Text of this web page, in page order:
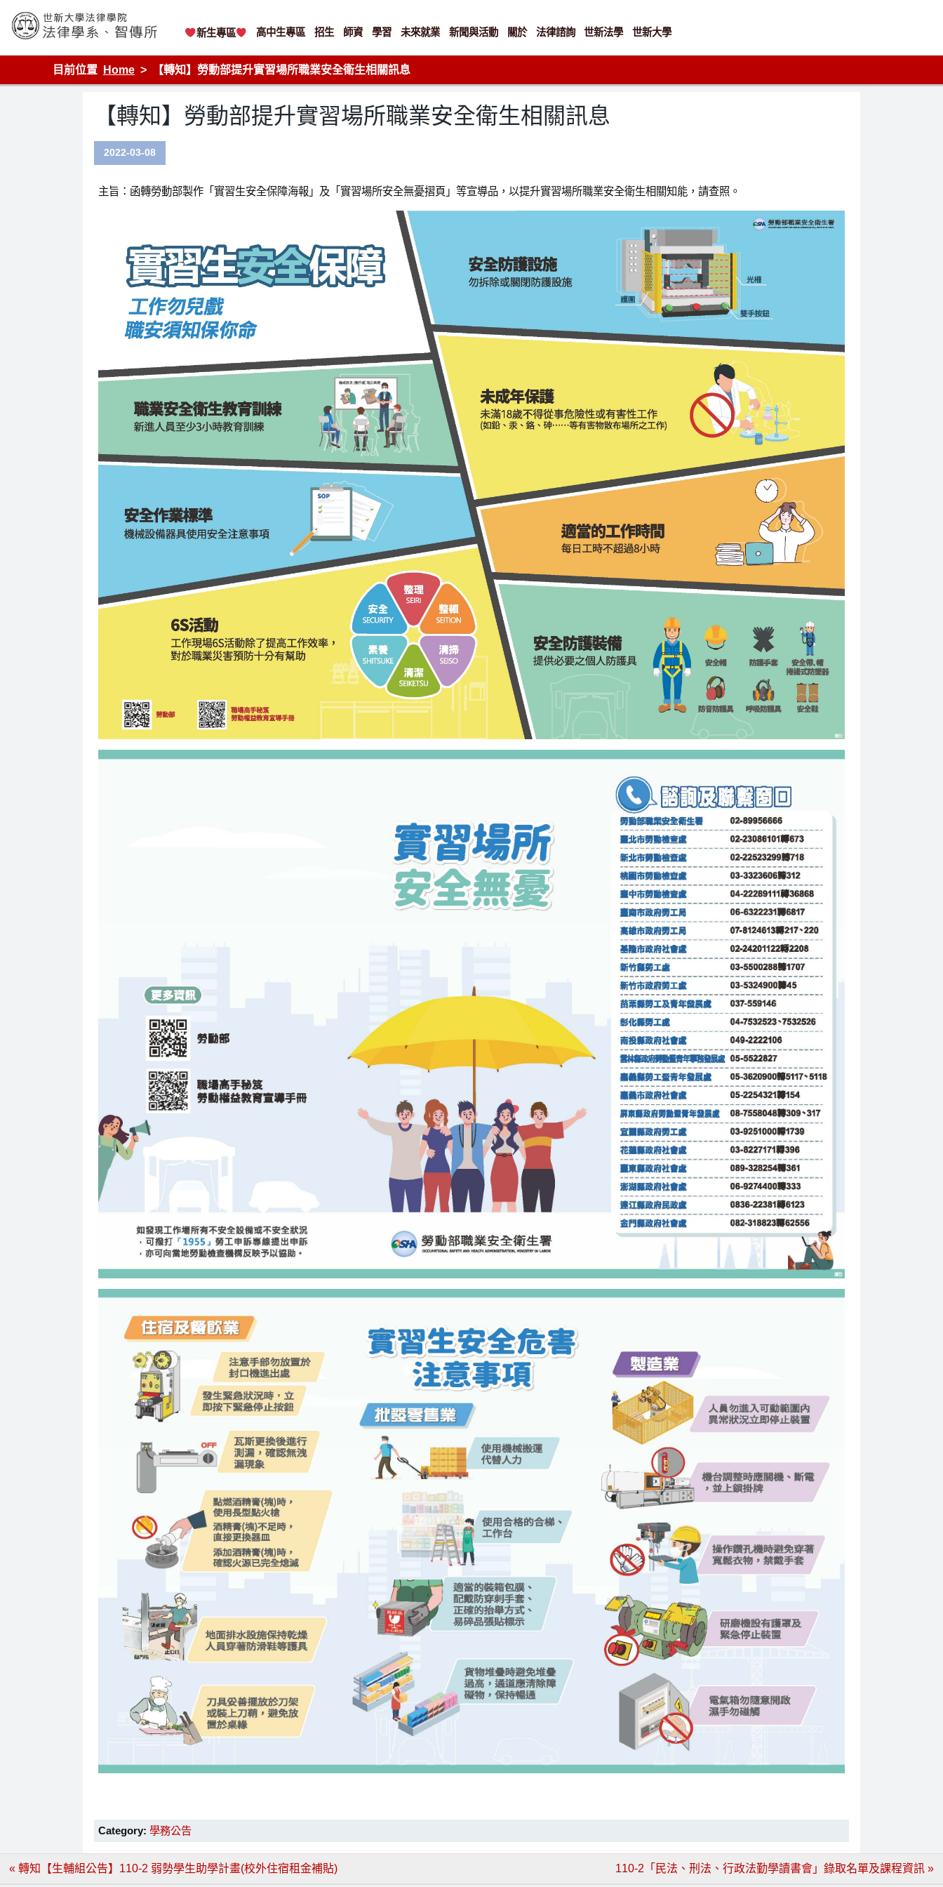
content
世新大學法律學院-法律學系-智慧財產暨科技法律研究所
新生專區 高中生專區 招生 師資 學習 未來就業 新聞與活動 關於 法律諮詢 世新法學 世新大學
目前位置 Home 【轉知】勞動部提升實習場所職業安全衛生相關訊息
【轉知】勞動部提升實習場所職業安全衛生相關訊息
2022-03-08
主旨：函轉勞動部製作「實習生安全保障海報」及「實習場所安全無憂摺頁」等宣導品，以提升實習場所職業安全衛生相關知能，請查照。
Category: 學務公告
文
« 轉知【生輔組公告】110-2 弱勢學生助學計畫(校外住宿租金補貼) 110-2「民法、刑法、行政法勤學讀書會」錄取名單及課程資訊 »